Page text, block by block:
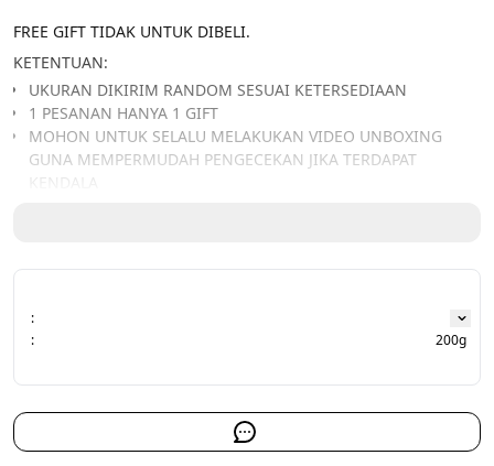
FREE GIFT TIDAK UNTUK DIBELI.
KETENTUAN:
UKURAN DIKIRIM RANDOM SESUAI KETERSEDIAAN
1 PESANAN HANYA 1 GIFT
MOHON UNTUK SELALU MELAKUKAN VIDEO UNBOXING
GUNA MEMPERMUDAH PENGECEKAN JIKA TERDAPAT
KENDALA
:
:
200g